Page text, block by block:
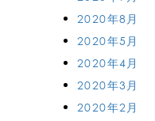
2020年8月
2020年5月
2020年4月
2020年3月
2020年2月